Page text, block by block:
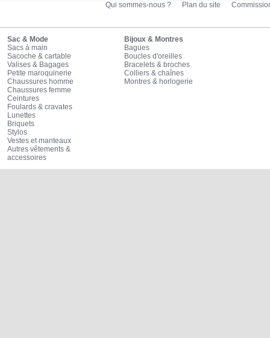
Qui sommes-nous ? Plan du site
Sac & Mode
Sacs à main
Sacoche & cartable
Valises & Bagages
Petite maroquinerie
Chaussures homme
Chaussures femme
Ceintures
Foulards & cravates
Lunettes
Briquets
Stylos
Vestes et manteaux
Autres vêtements &
accessoires
Bijoux & Montres
Bagues
Boucles d'oreilles
Bracelets & broches
Colliers & chaînes
Montres & horlogerie